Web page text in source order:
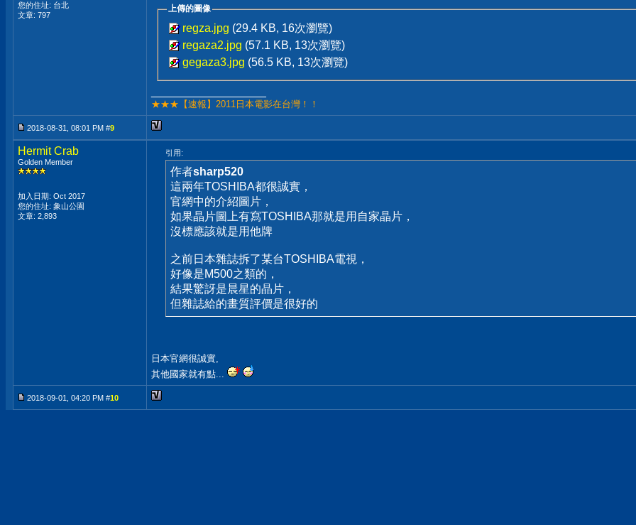
您的住址: 台北
文章: 797
上傳的圖像
regza.jpg (29.4 KB, 16次瀏覽)
regaza2.jpg (57.1 KB, 13次瀏覽)
gegaza3.jpg (56.5 KB, 13次瀏覽)
★★★【速報】2011日本電影在台灣！！
2018-08-31, 08:01 PM #9
Hermit Crab
Golden Member
加入日期: Oct 2017
您的住址: 象山公園
文章: 2,893
引用:
作者sharp520
這兩年TOSHIBA都很誠實，
官網中的介紹圖片，
如果晶片圖上有寫TOSHIBA那就是用自家晶片，
沒標應該就是用他牌
之前日本雜誌拆了某台TOSHIBA電視，
好像是M500之類的，
結果驚訝是晨星的晶片，
但雜誌給的畫質評價是很好的
日本官網很誠實,
其他國家就有點...
2018-09-01, 04:20 PM #10